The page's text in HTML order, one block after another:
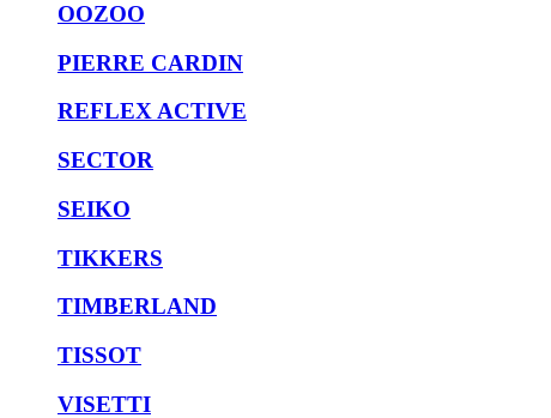
OOZOO
PIERRE CARDIN
REFLEX ACTIVE
SECTOR
SEIKO
TIKKERS
TIMBERLAND
TISSOT
VISETTI